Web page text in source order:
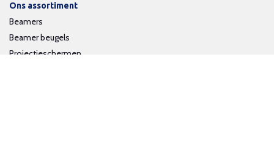
Ons assortiment
Beamers
Beamer beugels
Projectieschermen